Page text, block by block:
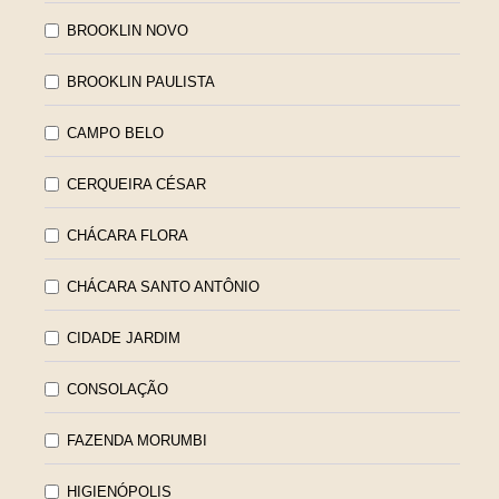
BROOKLIN NOVO
BROOKLIN PAULISTA
CAMPO BELO
CERQUEIRA CÉSAR
CHÁCARA FLORA
CHÁCARA SANTO ANTÔNIO
CIDADE JARDIM
CONSOLAÇÃO
FAZENDA MORUMBI
HIGIENÓPOLIS